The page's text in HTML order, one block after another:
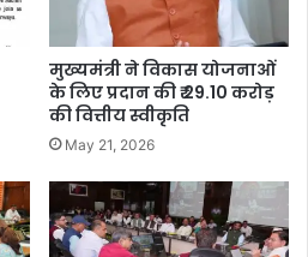
मुख्यमंत्री ने विकास योजनाओं
के लिए प्रदान की ₹ 29.10 करोड़
की वित्तीय स्वीकृति
May 21, 2026